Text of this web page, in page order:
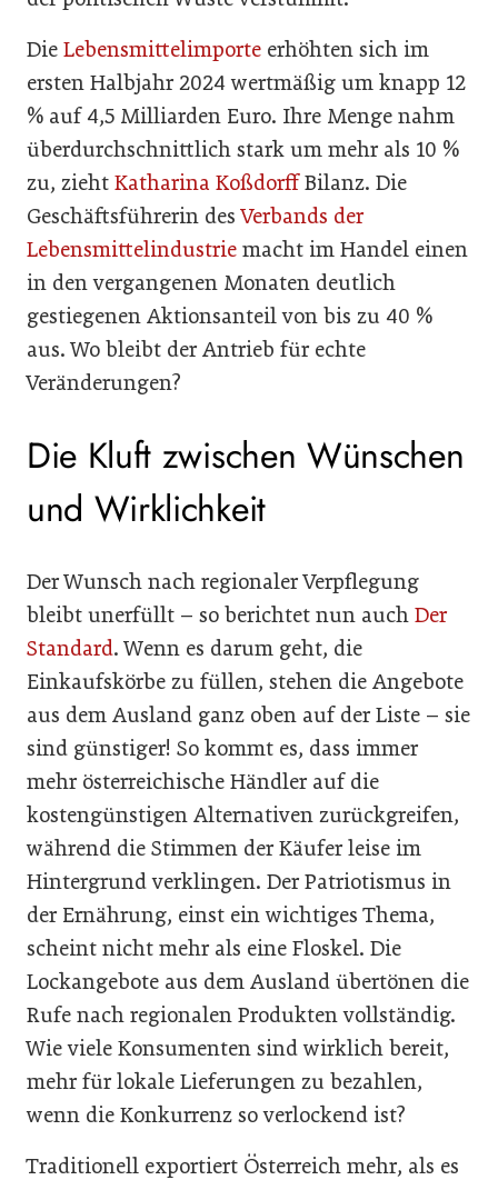
Die Lebensmittelimporte erhöhten sich im
ersten Halbjahr 2024 wertmäßig um knapp 12
% auf 4,5 Milliarden Euro. Ihre Menge nahm
überdurchschnittlich stark um mehr als 10 %
zu, zieht Katharina KoßdorffBilanz. Die
Geschäftsführerin desVerbands der
Lebensmittelindustrie macht im Handel einen
in den vergangenen Monaten deutlich
gestiegenen Aktionsanteil von bis zu 40 %
aus. Wo bleibt der Antrieb für echte
Veränderungen?
Die Kluft zwischen Wünschen
und Wirklichkeit
Der Wunsch nach regionaler Verpflegung
bleibt unerfüllt – so berichtet nun auch Der
Standard. Wenn es darum geht, die
Einkaufskörbe zu füllen, stehen die Angebote
aus dem Ausland ganz oben auf der Liste – sie
sind günstiger! So kommt es, dass immer
mehr österreichische Händler auf die
kostengünstigen Alternativen zurückgreifen,
während die Stimmen der Käufer leise im
Hintergrund verklingen. Der Patriotismus in
der Ernährung, einst ein wichtiges Thema,
scheint nicht mehr als eine Floskel. Die
Lockangebote aus dem Ausland übertönen die
Rufe nach regionalen Produkten vollständig.
Wie viele Konsumenten sind wirklich bereit,
mehr für lokale Lieferungen zu bezahlen,
wenn die Konkurrenz so verlockend ist?
Traditionell exportiert Österreich mehr, als es